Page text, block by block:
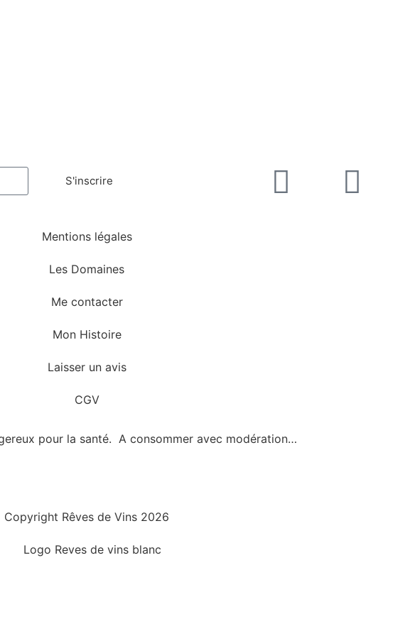
S'inscrire
Mentions légales
Les Domaines
Me contacter
Mon Histoire
Laisser un avis
CGV
pour la santé. A consommer avec modération…
Copyright Rêves de Vins 2026